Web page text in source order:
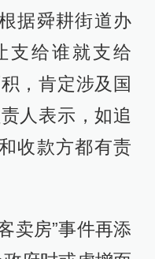
据舜耕街道办
支给谁就支给
，肯定涉及国
人表示，如追
收款方都有责
卖房”事件再添